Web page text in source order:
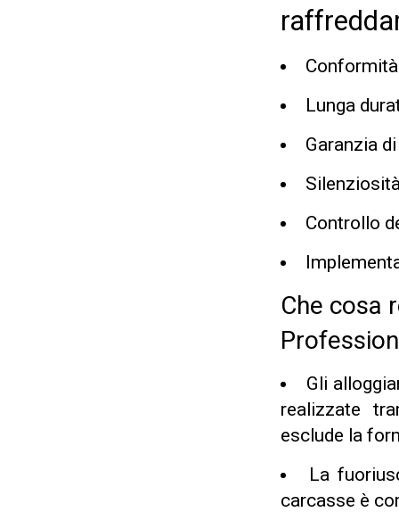
Lunga
Garanzia
Controllo
Che cosa
Gli
realizzate
esclude la
La
carcasse è